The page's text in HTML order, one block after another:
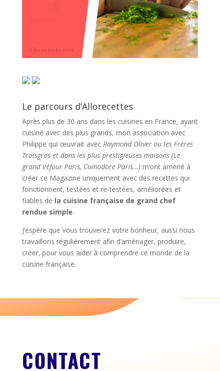
Le parcours d’Allorecettes
Après plus de 30 ans dans les cuisines en France, ayant
cuisiné avec des plus grands, mon association avec
Philippe qui œuvrait avec Raymond Oliver ou les Frères
Troisgros et dans les plus prestigieuses maisons (Le
grand Véfour Paris, Comodore Paris…)m’ont amené à
créer ce Magazine uniquement avec des recettes qui
fonctionnent, testées et re-testées, améliorées et
fiables de la cuisine française de grand chef
rendue simple.
J’espère que vous trouverez votre bonheur, aussi nous
travaillons régulièrement afin d’aménager, produire,
créer, pour vous aider à comprendre ce monde de la
cuisine française.
CONTACT